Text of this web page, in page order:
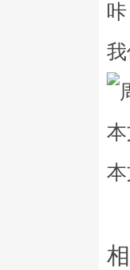
本